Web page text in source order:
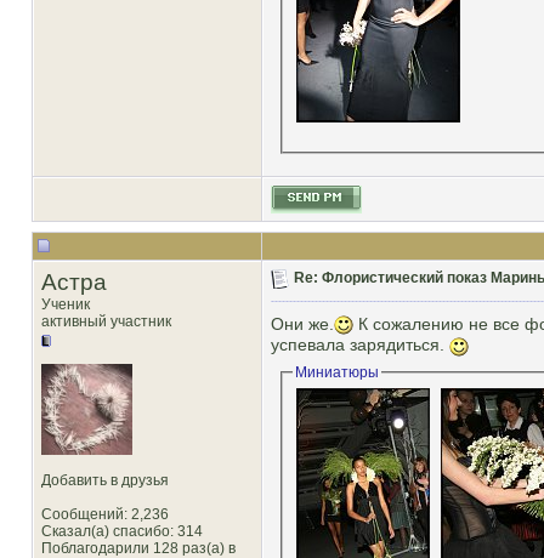
Астра
Ученик
активный участник
Добавить в друзья
Сообщений: 2,236
Сказал(а) спасибо: 314
Поблагодарили 128 раз(а) в
Re: Флористический показ
Они же.
К сожалению не все
успевала зарядиться.
Миниатюры